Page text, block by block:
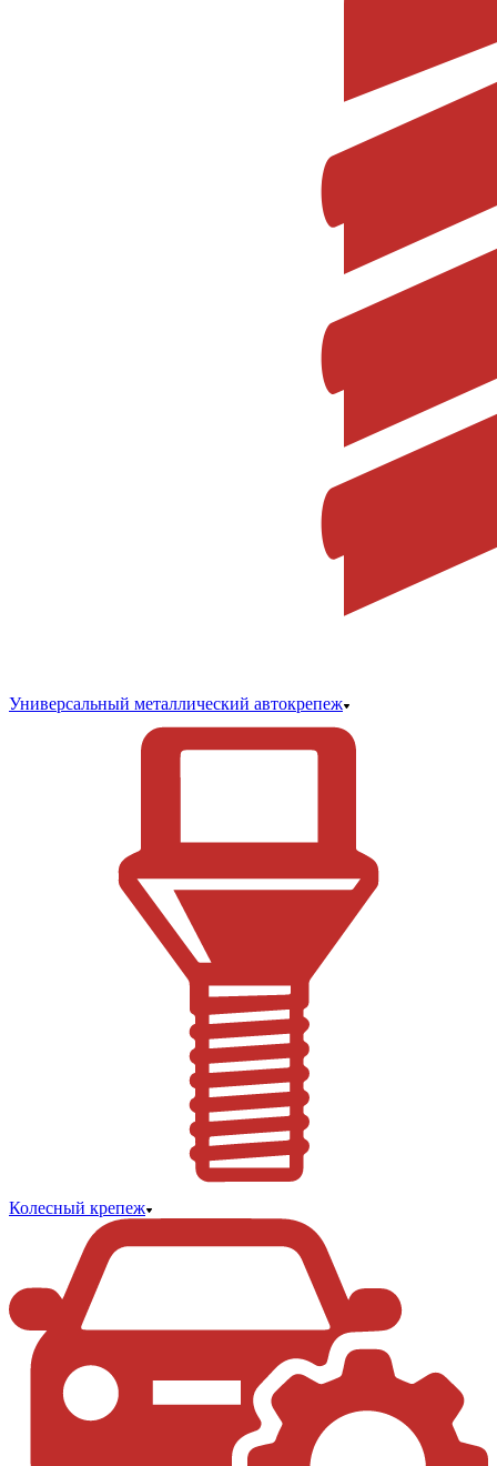
Универсальный металлический автокрепеж
Колесный крепеж